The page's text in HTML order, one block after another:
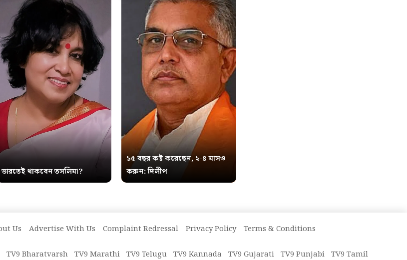
ভারতেই থাকবেন তসলিমা?
১৫ বছর কষ্ট করেছেন, ২-৪ মাসও
করুন: দিলীপ
Us Advertise With Us Complaint Redressal Privacy Policy Terms & Conditions
TV9 Bharatvarsh TV9 Marathi TV9 Telugu TV9 Kannada TV9 Gujarati TV9 Punjabi TV9 Tamil